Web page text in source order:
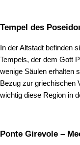
Tempel des
In der Altstadt befinden
Tempels, der dem Gott
wenige Säulen erhalten
Bezug zur griechischen
wichtig diese Region in
Ponte Girevole –